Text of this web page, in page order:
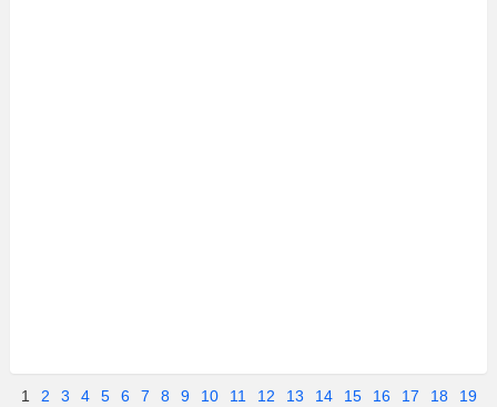
1 2 3 4 5 6 7 8 9 10 11 12 13 14 15 16 17 18
19